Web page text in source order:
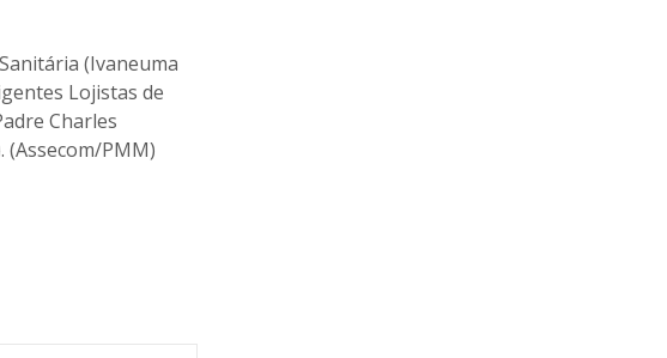
(Ivaneuma
Lojistas de
Charles
PMM)